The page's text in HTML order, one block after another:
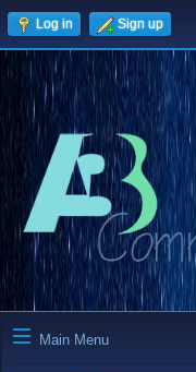
Log in Sign up
Main Menu